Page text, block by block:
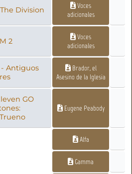
Division
Voces
adicionales
2
Voces
adicionales
Antiguos
Brador, el
Asesino de la Iglesia
GO
Eugene Peabody
Alfa
Gamma